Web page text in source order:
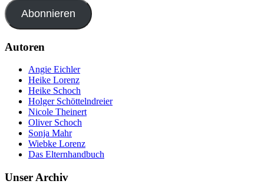
Abonnieren
Autoren
Angie Eichler
Heike Lorenz
Heike Schoch
Holger Schöttelndreier
Nicole Theinert
Oliver Schoch
Sonja Mahr
Wiebke Lorenz
Das Elternhandbuch
Unser Archiv